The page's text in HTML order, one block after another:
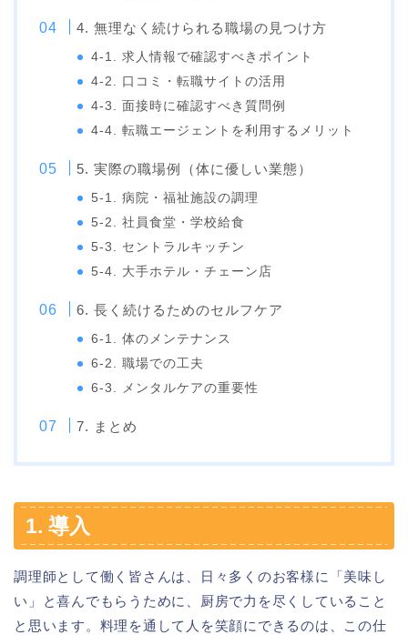
4. 無理なく続けられる職場の見つけ方
4-1. 求人情報で確認すべきポイント
4-2. 口コミ・転職サイトの活用
4-3. 面接時に確認すべき質問例
4-4. 転職エージェントを利用するメリット
5. 実際の職場例（体に優しい業態）
5-1. 病院・福祉施設の調理
5-2. 社員食堂・学校給食
5-3. セントラルキッチン
5-4. 大手ホテル・チェーン店
6. 長く続けるためのセルフケア
6-1. 体のメンテナンス
6-2. 職場での工夫
6-3. メンタルケアの重要性
7. まとめ
1. 導入
調理師として働く皆さんは、日々多くのお客様に「美味し
い」と喜んでもらうために、厨房で力を尽くしていること
と思います。料理を通して人を笑顔にできるのは、この仕